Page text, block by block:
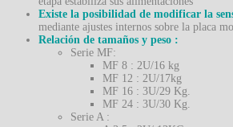
Existe la posibilidad de modificar la
mediante ajustes internos sobre la placa
Relación de tamaños y peso :
Serie MF:
MF 8 : 2U/16 kg
MF 12 : 2U/17kg
MF 16 : 3U/29 Kg.
MF 24 : 3U/30 Kg.
Serie A :